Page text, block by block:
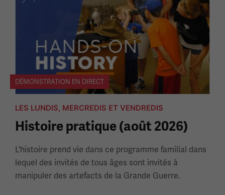
DÉMONSTRATION EN DIRECT
LES LUNDIS, MERCREDIS ET VENDREDIS
Histoire pratique (août 2026)
L'histoire prend vie dans ce programme familial dans
lequel des invités de tous âges sont invités à
manipuler des artefacts de la Grande Guerre.